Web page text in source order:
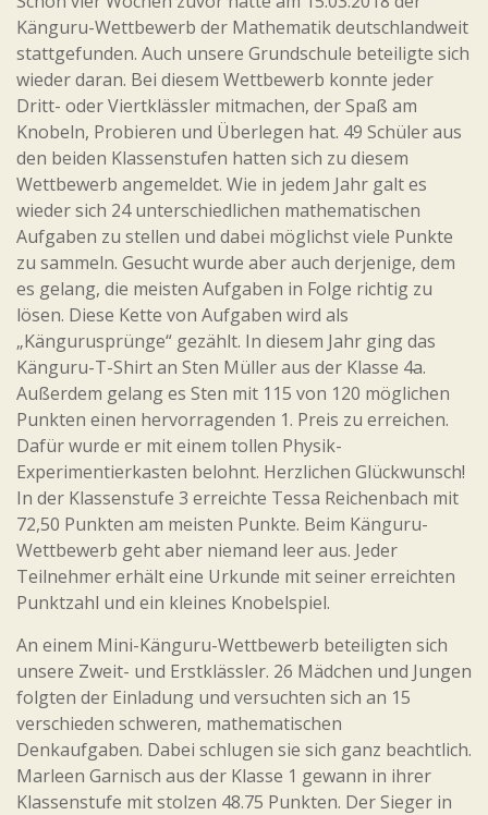
Känguru-Wettbewerb der Mathematik deutschlandweit
stattgefunden. Auch unsere Grundschule beteiligte sich
wieder daran. Bei diesem Wettbewerb konnte jeder
Dritt- oder Viertklässler mitmachen, der Spaß am
Knobeln, Probieren und Überlegen hat. 49 Schüler aus
den beiden Klassenstufen hatten sich zu diesem
Wettbewerb angemeldet. Wie in jedem Jahr galt es
wieder sich 24 unterschiedlichen mathematischen
Aufgaben zu stellen und dabei möglichst viele Punkte
zu sammeln. Gesucht wurde aber auch derjenige, dem
es gelang, die meisten Aufgaben in Folge richtig zu
lösen. Diese Kette von Aufgaben wird als
„Kängurusprünge“ gezählt. In diesem Jahr ging das
Känguru-T-Shirt an Sten Müller aus der Klasse 4a.
Außerdem gelang es Sten mit 115 von 120 möglichen
Punkten einen hervorragenden 1. Preis zu erreichen.
Dafür wurde er mit einem tollen Physik-
Experimentierkasten belohnt. Herzlichen Glückwunsch!
In der Klassenstufe 3 erreichte Tessa Reichenbach mit
72,50 Punkten am meisten Punkte. Beim Känguru-
Wettbewerb geht aber niemand leer aus. Jeder
Teilnehmer erhält eine Urkunde mit seiner erreichten
Punktzahl und ein kleines Knobelspiel.
An einem Mini-Känguru-Wettbewerb beteiligten sich
unsere Zweit- und Erstklässler. 26 Mädchen und Jungen
folgten der Einladung und versuchten sich an 15
verschieden schweren, mathematischen
Denkaufgaben. Dabei schlugen sie sich ganz beachtlich.
Marleen Garnisch aus der Klasse 1 gewann in ihrer
Klassenstufe mit stolzen 48.75 Punkten. Der Sieger in